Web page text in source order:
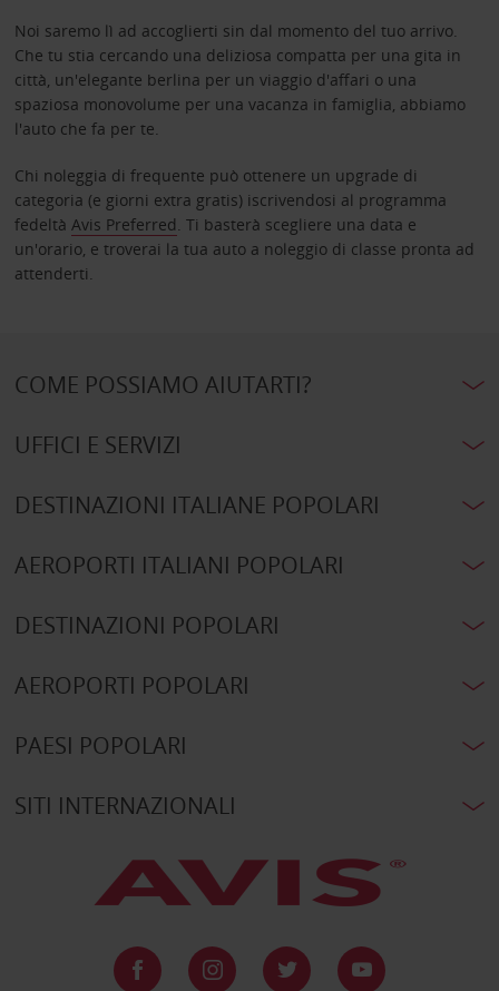
Noi saremo lì ad accoglierti sin dal momento del tuo arrivo.
Che tu stia cercando una deliziosa compatta per una gita in
città, un'elegante berlina per un viaggio d'affari o una
spaziosa monovolume per una vacanza in famiglia, abbiamo
l'auto che fa per te.
Chi noleggia di frequente può ottenere un upgrade di
categoria (e giorni extra gratis) iscrivendosi al programma
fedeltà Avis Preferred. Ti basterà scegliere una data e
un'orario, e troverai la tua auto a noleggio di classe pronta ad
attenderti.
COME POSSIAMO AIUTARTI?
UFFICI E SERVIZI
DESTINAZIONI ITALIANE POPOLARI
AEROPORTI ITALIANI POPOLARI
DESTINAZIONI POPOLARI
AEROPORTI POPOLARI
PAESI POPOLARI
SITI INTERNAZIONALI